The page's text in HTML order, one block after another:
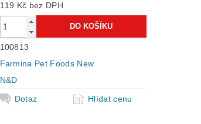
119 Kč bez DPH
100813
Farmina Pet Foods New
N&D
Dotaz Hlídat cenu